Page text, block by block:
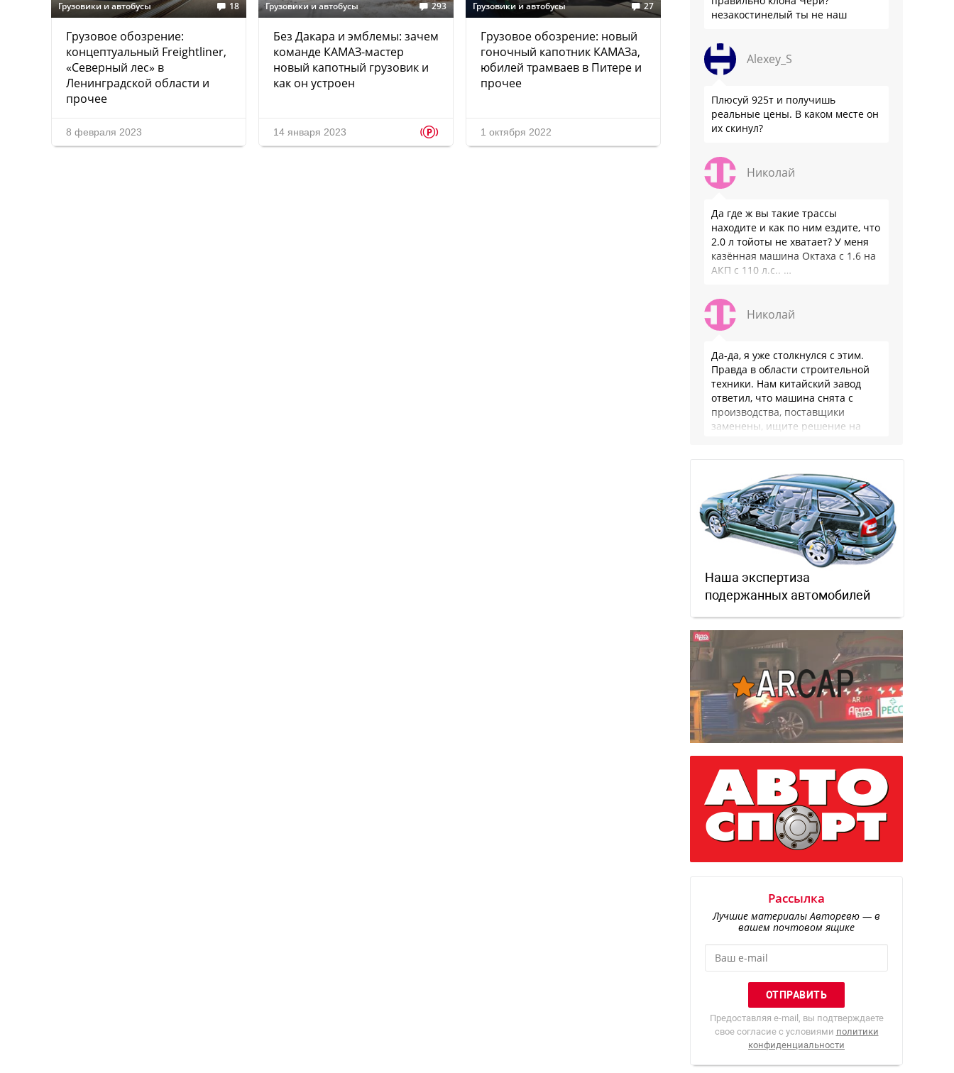
Грузовики и автобусы 18
Грузовое обозрение:
концептуальный Freightliner,
«Северный лес» в
Ленинградской области и
прочее
8 февраля 2023
Грузовики и автобусы 293
Без Дакара и эмблемы: зачем
команде КАМАЗ-мастер
новый капотный грузовик и
как он устроен
14 января 2023 p
Грузовики и автобусы 27
Грузовое обозрение: новый
гоночный капотник КАМАЗа,
юбилей трамваев в Питере и
прочее
1 октября 2022
незакостинелый ты не наш
Alexey_S
Плюсуй 925т и получишь
реальные цены. В каком месте он
их скинул?
Николай
Да где ж вы такие трассы
находите и как по ним ездите, что
2.0 л тойоты не хватает? У меня
казённая машина Октаха с 1.6 на
АКП с 110 л.с.. …
Николай
Да-да, я уже столкнулся с этим.
Правда в области строительной
техники. Нам китайский завод
ответил, что машина снята с
производства, поставщики
заменены, ищите решение на
Наша экспертиза
подержанных автомобилей
Рассылка
Лучшие материалы Авторевю — в
вашем почтовом ящике
Предоставляя e-mail, вы подтверждаете
свое согласие с условиями политики
конфиденциальности